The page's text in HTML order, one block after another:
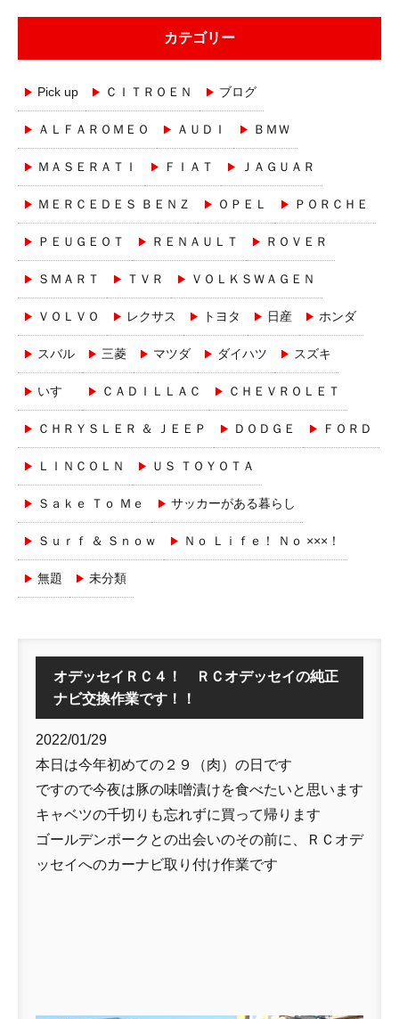
カテゴリー
Pick up ＣＩＴＲＯＥＮ ブログ
ＡＬＦＡＲＯＭＥＯ ＡＵＤＩ ＢＭＷ
ＭＡＳＥＲＡＴＩ ＦＩＡＴ ＪＡＧＵＡＲ
ＭＥＲＣＥＤＥＳ ＢＥＮＺ ＯＰＥＬ ＰＯＲＣＨＥ
ＰＥＵＧＥＯＴ ＲＥＮＡＵＬＴ ＲＯＶＥＲ
ＳＭＡＲＴ ＴＶＲ ＶＯＬＫＳＷＡＧＥＮ
ＶＯＬＶＯ レクサス トヨタ 日産 ホンダ
スバル 三菱 マツダ ダイハツ スズキ
いすゞ ＣＡＤＩＬＬＡＣ ＣＨＥＶＲＯＬＥＴ
ＣＨＲＹＳＬＥＲ ＆ ＪＥＥＰ ＤＯＤＧＥ ＦＯＲＤ
ＬＩＮＣＯＬＮ ＵＳ ＴＯＹＯＴＡ
Ｓａｋｅ Ｔｏ Ｍｅ サッカーがある暮らし
Ｓｕｒｆ ＆ Ｓｎｏｗ Ｎｏ Ｌｉｆｅ！ Ｎｏ ×××！
無題 未分類
オデッセイＲＣ４！ ＲＣオデッセイの純正
ナビ交換作業です！！
2022/01/29
本日は今年初めての２９（肉）の日です
ですので今夜は豚の味噌漬けを食べたいと思います
キャベツの千切りも忘れずに買って帰ります
ゴールデンポークとの出会いのその前に、ＲＣオデ
ッセイへのカーナビ取り付け作業です